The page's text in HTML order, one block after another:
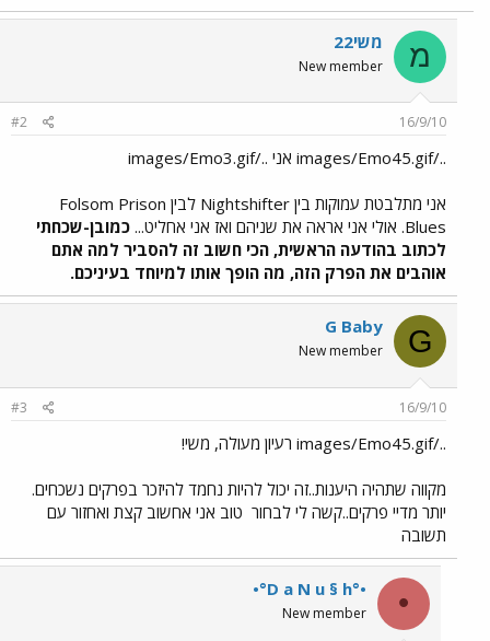
מ משי22
New member
16/9/10
#2
../images/Emo45.gif אני ../images/Emo3.gif
אני מתלבטת עמוקות בין Nightshifter לבין Folsom Prison
Blues. אולי אני אראה את שניהם ואז אני אחליט...
כמובן-שכחתי
לכתוב בהודעה הראשית, הכי חשוב זה להסביר למה אתם
אוהבים את הפרק הזה, מה הופך אותו למיוחד בעיניכם.
G
G Baby
New member
16/9/10
#3
../images/Emo45.gif רעיון מעולה, משי!
מקווה שתהיה היענות..זה יכול להיות נחמד להיזכר בפרקים נשכחים.
יותר מדיי פרקים..קשה לי לבחור טוב אני אחשוב קצת ואחזור עם
תשובה
•
•°D a N u § h°•
New member